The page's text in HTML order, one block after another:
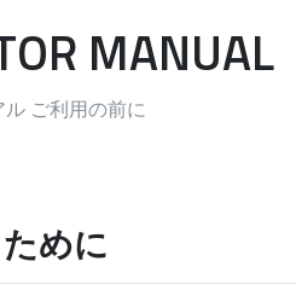
MANUAL
ル ご利用の前に
めに